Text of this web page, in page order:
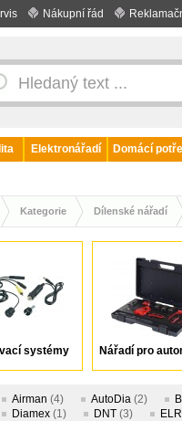
Nákupní řád
Elektronářadí Domácí
Kategorie Dílenské nářadí
systémy Nářadí pro
Airman (4) AutoDia (2)
Diamex (1) DNT (3)